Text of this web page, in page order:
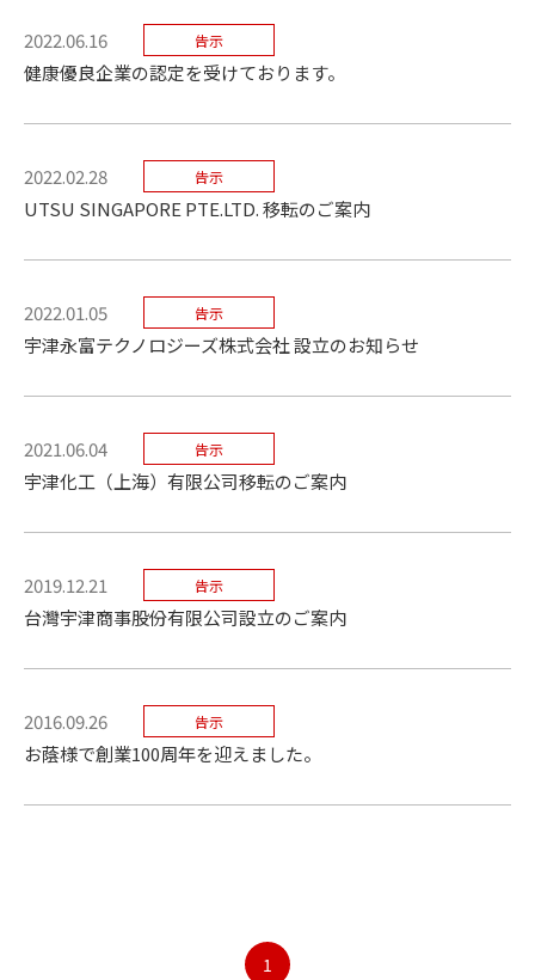
2022.06.16 告示
健康優良企業の認定を受けております。
2022.02.28 告示
UTSU SINGAPORE PTE.LTD. 移転のご案内
2022.01.05 告示
宇津永富テクノロジーズ株式会社 設立のお知らせ
2021.06.04 告示
宇津化工（上海）有限公司移転のご案内
2019.12.21 告示
台灣宇津商事股份有限公司設立のご案内
2016.09.26 告示
お蔭様で創業100周年を迎えました。
1